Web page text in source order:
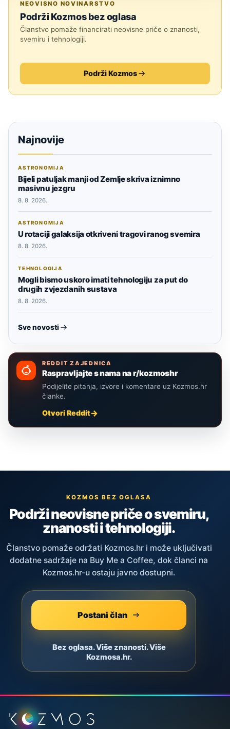
NEOVISNO NOVINARSTVO
Podrži Kozmos bez oglasa
Članstvo pomaže financirati neovisne priče o znanosti,
svemiru i tehnologiji.
Podrži Kozmos
Najnovije
ASTRONOMIJA
Bijeli patuljak manji od Zemlje skriva iznimno
masivnu jezgru
8. 8. 2026.
ASTRONOMIJA
U rotaciji galaksija otkriveni tragovi ranog svemira
8. 8. 2026.
TEHNOLOGIJA
Mogli bismo uskoro imati tehnologiju za put do
drugih zvjezdanih sustava
8. 8. 2026.
Sve novosti
REDDIT ZAJEDNICA
Raspravljajte s nama na r/kozmoshr
Podijelite pitanja, izvore i komentare uz Kozmos.hr
članke.
Otvori Reddit
KOZMOS BEZ OGLASA
Podrži neovisne priče o svemiru,
znanosti i tehnologiji.
Članstvo pomaže održati Kozmos.hr i može uključivati
dodatne sadržaje na Buy Me a Coffee, dok članci na
Kozmos.hr-u ostaju javno dostupni.
Postani član
Bez oglasa. Više znanosti. Više
Kozmosa.hr.
Podnožje stranice